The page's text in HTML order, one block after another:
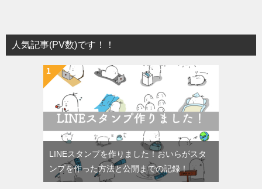
人気記事(PV数)です！！
LINEスタンプを作りました！おいらがスタ
ンプを作った方法と公開までの記録！